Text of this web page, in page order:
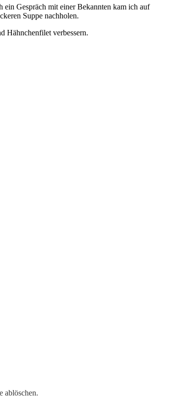
ein Gespräch mit einer Bekannten kam ich auf
Suppe nachholen.
Hähnchenfilet verbessern.
ablöschen.